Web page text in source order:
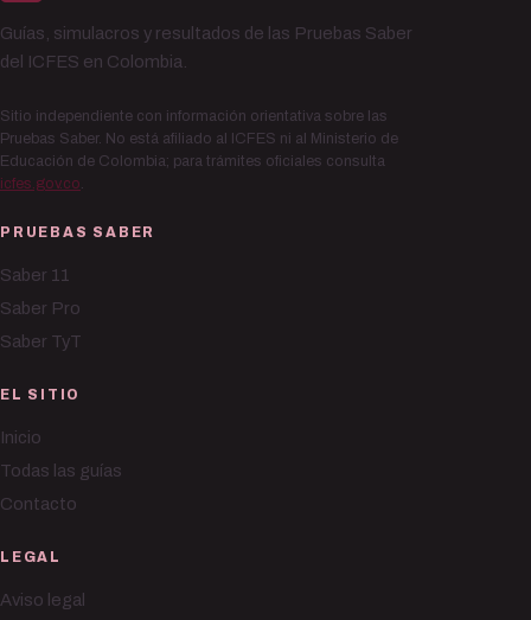
Guías, simulacros y resultados de las Pruebas Saber
del ICFES en Colombia.
Sitio independiente con información orientativa sobre las
Pruebas Saber. No está afiliado al ICFES ni al Ministerio de
Educación de Colombia; para trámites oficiales consulta
icfes.gov.co
PRUEBAS SABER
Saber 11
Saber Pro
Saber TyT
EL SITIO
Inicio
Todas las guías
Contacto
LEGAL
Aviso legal